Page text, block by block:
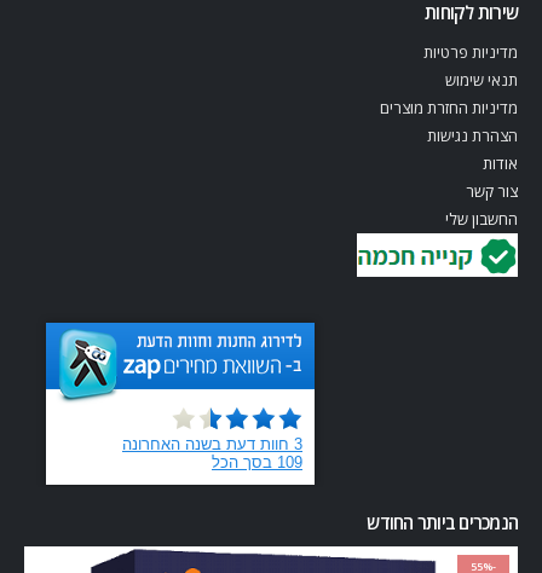
שירות לקוחות
מדיניות פרטיות
תנאי שימוש
מדיניות החזרת מוצרים
הצהרת נגישות
אודות
צור קשר
החשבון שלי
הנמכרים ביותר החודש
-55%